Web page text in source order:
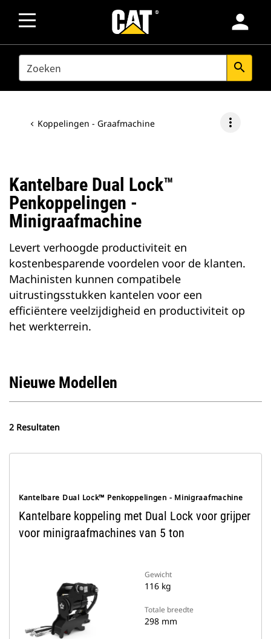
person
SEARCH search
Koppelingen - Graafmachine more_vert
Kantelbare Dual Lock™
Penkoppelingen -
Minigraafmachine
Levert verhoogde productiviteit en
kostenbesparende voordelen voor de klanten.
Machinisten kunnen compatibele
uitrustingsstukken kantelen voor een
efficiëntere veelzijdigheid en productiviteit op
het werkterrein.
Nieuwe Modellen
2 Resultaten
Kantelbare Dual Lock™ Penkoppelingen - Minigraafmachine
Kantelbare koppeling met Dual Lock voor grijper
voor minigraafmachines van 5 ton
Gewicht
116 kg
Totale breedte
298 mm